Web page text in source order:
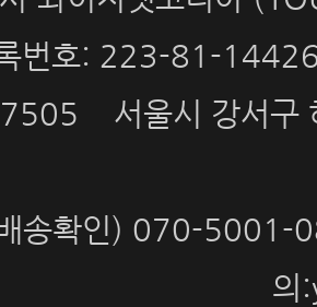
번호: 223-81-
서울시 강서구
송확인) 070-
의